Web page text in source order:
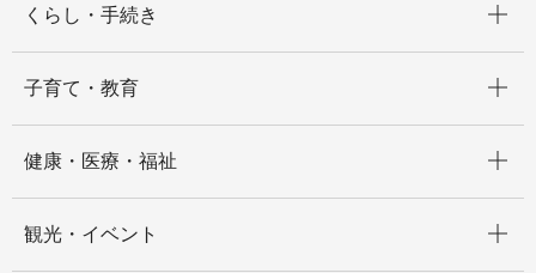
くらし・手続き
子育て・教育
健康・医療・福祉
観光・イベント